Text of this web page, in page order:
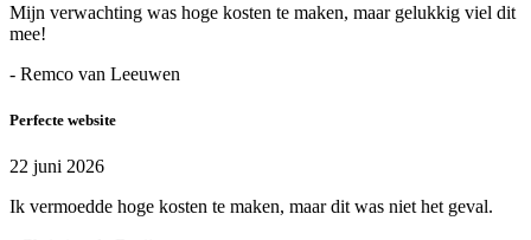
Mijn verwachting was hoge kosten te maken, maar gelukkig viel dit
mee!
- Remco van Leeuwen
Perfecte website
22 juni 2026
Ik vermoedde hoge kosten te maken, maar dit was niet het geval.